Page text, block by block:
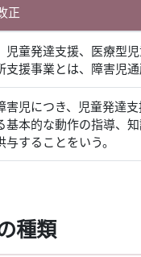
正
児童発達支援、医療型
支援事業とは、障害児
害児につき、児童発達
基本的な動作の指導、
することをいう。
種類